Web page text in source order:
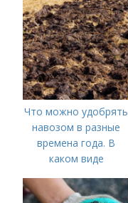
Что можно удобрять
навозом в разные
времена года. В
каком виде